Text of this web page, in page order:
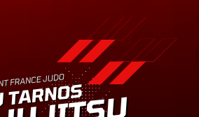
Ajoutez un logo, un bouton, des
Cliquez pour éditer